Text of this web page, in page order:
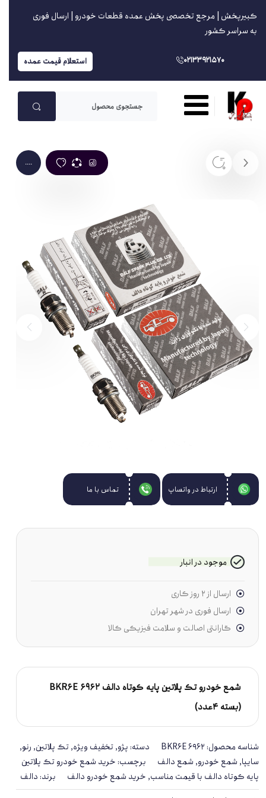
کبیرپخش | مرجع تخصصی پخش عمده قطعات خودرو | ارسال فوری
به سراسر کشور
02133921570 استعلام قیمت عمده
....
ارتباط در واتساپ تماس با ما
شمع خودرو تک پلاتین پایه کوتاه دالف BKR6E 6962
(بسته 4عدد)
شناسه محصول:BKR6E 6962 دسته:پژو,تخفیف ویژه,تک پلاتین, رنو,
سایپا, شمع خودرو, شمع دالف برچسب:خرید شمع خودرو تک پلاتین
پایه کوتاه دالف با قیمت مناسب, خرید شمع خودرو دالف برند:دالف
موجود در انبار
ارسال از ۲ روز کاری
ارسال فوری در شهر تهران
گارانتی اصالت و سلامت فیزیکی کالا